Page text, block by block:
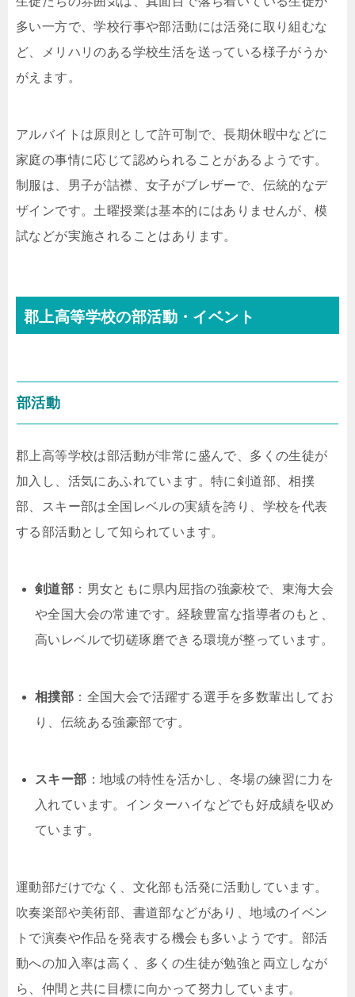
多い一方で、学校行事や部活動には活発に取り組むな
ど、メリハリのある学校生活を送っている様子がうか
がえます。
アルバイトは原則として許可制で、長期休暇中などに
家庭の事情に応じて認められることがあるようです。
制服は、男子が詰襟、女子がブレザーで、伝統的なデ
ザインです。土曜授業は基本的にはありませんが、模
試などが実施されることはあります。
郡上高等学校の部活動・イベント
部活動
郡上高等学校は部活動が非常に盛んで、多くの生徒が
加入し、活気にあふれています。特に剣道部、相撲
部、スキー部は全国レベルの実績を誇り、学校を代表
する部活動として知られています。
剣道部 ：男女ともに県内屈指の強豪校で、東海大会
や全国大会の常連です。経験豊富な指導者のもと、
高いレベルで切磋琢磨できる環境が整っています。
相撲部 ：全国大会で活躍する選手を多数輩出してお
り、伝統ある強豪部です。
スキー部 ：地域の特性を活かし、冬場の練習に力を
入れています。インターハイなどでも好成績を収め
ています。
運動部だけでなく、文化部も活発に活動しています。
吹奏楽部や美術部、書道部などがあり、地域のイベン
トで演奏や作品を発表する機会も多いようです。部活
動への加入率は高く、多くの生徒が勉強と両立しなが
ら、仲間と共に目標に向かって努力しています。